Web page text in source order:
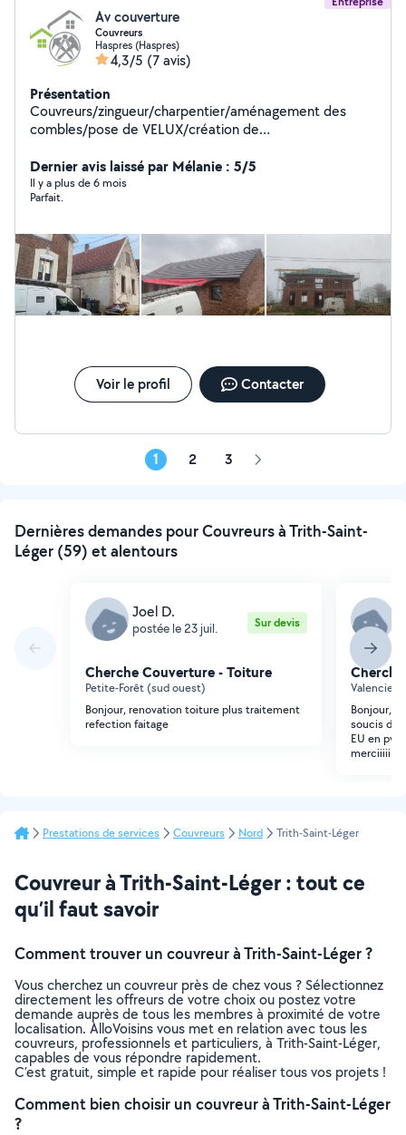
Av couverture
Couvreurs
Haspres (Haspres)
4,3/5 (7 avis)
Présentation
Couvreurs/zingueur/charpentier/aménagement des
combles/pose de VELUX/création de
placo/enduit/pose d'ocb
Dernier avis laissé par Mélanie : 5/5
Il y a plus de 6 mois
Parfait.
Voir le profil Contacter
1 2 3 Page
Dernières demandes pour Couvreurs à Trith-Saint-
Léger (59) et alentours
Joel D.
postée le 23 juil. Sur devis
Cherche Couverture - Toiture
Petite-Forêt (sud ouest)
Bonjour, renovation toiture plus traitement
refection faitage
Bonjour,
soucis de
EU en
merciiiii.
Prestations de services Couvreurs Nord Trith-Saint-Léger
Couvreur à Trith-Saint-Léger : tout ce
qu’il faut savoir
Comment trouver un couvreur à Trith-Saint-Léger ?
Vous cherchez un couvreur près de chez vous ? Sélectionnez
directement les offreurs de votre choix ou postez votre
demande auprès de tous les membres à proximité de votre
localisation. AlloVoisins vous met en relation avec tous les
couvreurs, professionnels et particuliers, à Trith-Saint-Léger,
capables de vous répondre rapidement.
C’est gratuit, simple et rapide pour réaliser tous vos projets !
Comment bien choisir un couvreur à Trith-Saint-Léger
?